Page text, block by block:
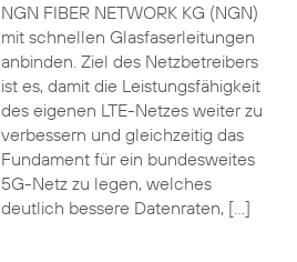
NGN FIBER NETWORK KG (NGN)
mit schnellen Glasfaserleitungen
anbinden. Ziel des Netzbetreibers
ist es, damit die Leistungsfähigkeit
des eigenen LTE-Netzes weiter zu
verbessern und gleichzeitig das
Fundament für ein bundesweites
5G-Netz zu legen, welches
deutlich bessere Datenraten, […]